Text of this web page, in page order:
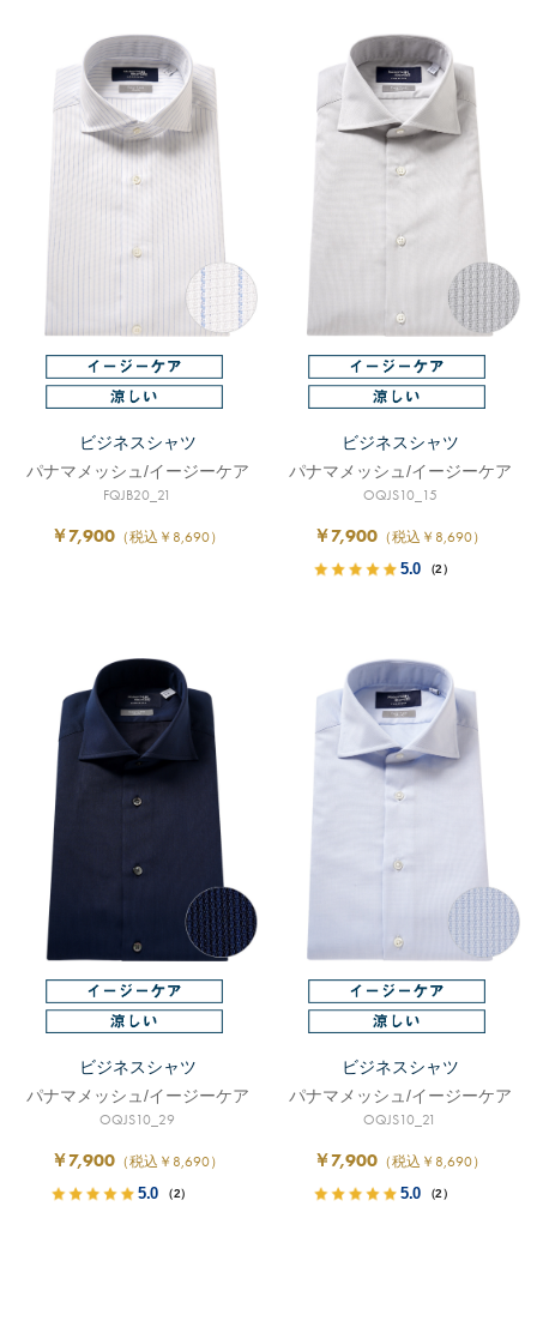
ビジネスシャツ
パナマメッシュ/イージーケア
FQJB20_21
￥7,900 （税込￥8,690）
ビジネスシャツ
パナマメッシュ/イージーケア
OQJS10_15
￥7,900 （税込￥8,690）
5.0 （2）
ビジネスシャツ
パナマメッシュ/イージーケア
OQJS10_29
￥7,900 （税込￥8,690）
5.0 （2）
ビジネスシャツ
パナマメッシュ/イージーケア
OQJS10_21
￥7,900 （税込￥8,690）
5.0 （2）